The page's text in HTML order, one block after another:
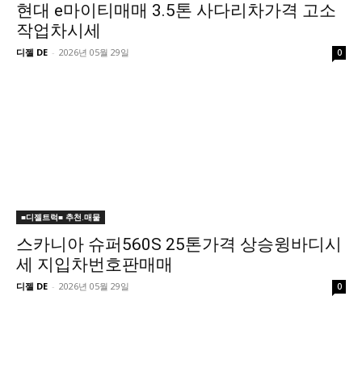
현대 e마이티매매 3.5톤 사다리차가격 고소
작업차시세
디젤 DE - 2026년 05월 29일 0
■디젤트럭■ 추천.매물
스카니아 슈퍼560S 25톤가격 상승윙바디시
세 지입차번호판매매
디젤 DE - 2026년 05월 29일 0